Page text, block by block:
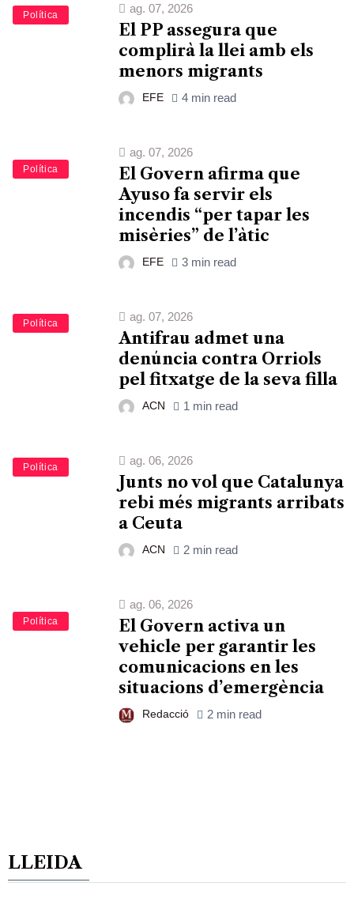
Política
ag. 07, 2026
El PP assegura que
complirà la llei amb els
menors migrants
EFE 4 min read
Política
ag. 07, 2026
El Govern afirma que
Ayuso fa servir els
incendis “per tapar les
misèries” de l’àtic
EFE 3 min read
Política
ag. 07, 2026
Antifrau admet una
denúncia contra Orriols
pel fitxatge de la seva filla
ACN 1 min read
Política
ag. 06, 2026
Junts no vol que Catalunya
rebi més migrants arribats
a Ceuta
ACN 2 min read
Política
ag. 06, 2026
El Govern activa un
vehicle per garantir les
comunicacions en les
situacions d’emergència
Redacció 2 min read
LLEIDA